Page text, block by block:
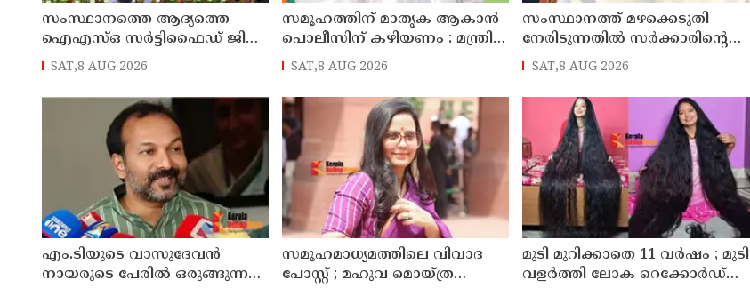
സംസ്ഥാനത്തെ ആദ്യത്തെ
ഐഎസ്ഒ സർട്ടിഫൈഡ് ജില്ല
പൊലീസ് ഓഫീസ്
പത്തനംതിട്ടയിൽ
SAT,8 AUG 2026
സമൂഹത്തിന് മാതൃക ആകാൻ
പൊലീസിന് കഴിയണം : മന്ത്രി
രമേശ് ചെന്നിത്തല
SAT,8 AUG 2026
സംസ്ഥാനത്ത് മഴക്കെടുതി
നേരിടുന്നതിൽ സർക്കാരിന്റെ
ഭാഗത്തുനിന്ന് ഗുരുതരമായ
വീഴ്ചയും അനാസ്ഥയുമുണ്ടായി
: പ്രതിപക്ഷ നേതാവ്
SAT,8 AUG 2026
എം.ടിയുടെ വാസുദേവൻ
നായരുടെ പേരിൽ ഒരുങ്ങുന്നത്
സമൂഹമാധ്യമത്തിലെ വിവാദ
പോസ്റ്റ് ; മഹുവ മൊയ്ത്ര
മുടി മുറിക്കാതെ 11 വർഷം ; മുടി
വളർത്തി ലോക റെക്കോർഡ്